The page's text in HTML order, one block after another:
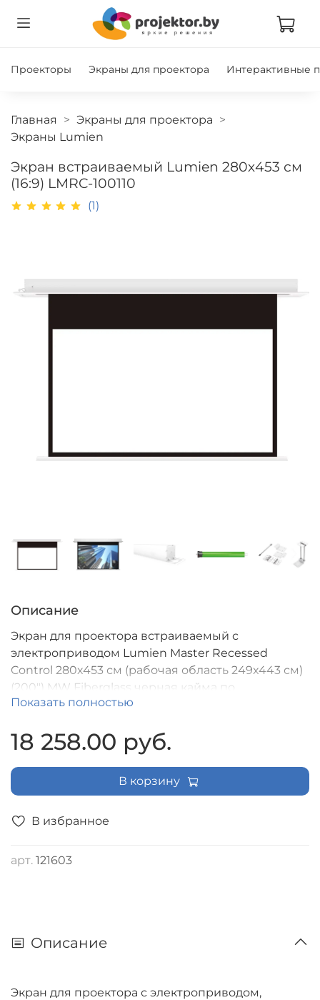
Проекторы Экраны для проектора Интерактивные
Главная
Экраны для проектора
Экраны Lumien
Экран встраиваемый Lumien 280х453 см
(16:9) LMRC-100110
(1)
В избранное
арт. 121603
Описание
Экран для проектора встраиваемый с
электроприводом Lumien Master Recessed
Control 280х453 см (рабочая область 249x443 см)
(200") MW Fiberglass черная кайма по
периметру,черная кайма сверху 25
корпуса белый, формат экрана (16:9) [LMRC-
Показать полностью
18 258.00 руб.
В корзину
Описание
Экран для проектора с электроприводом,